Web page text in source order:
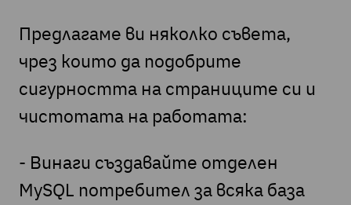
Предлагаме ви няколко съвета,
чрез които да подобрите
сигурността на страниците си и
чистотата на работата:
- Винаги създавайте отделен
MySQL потребител за всяка база